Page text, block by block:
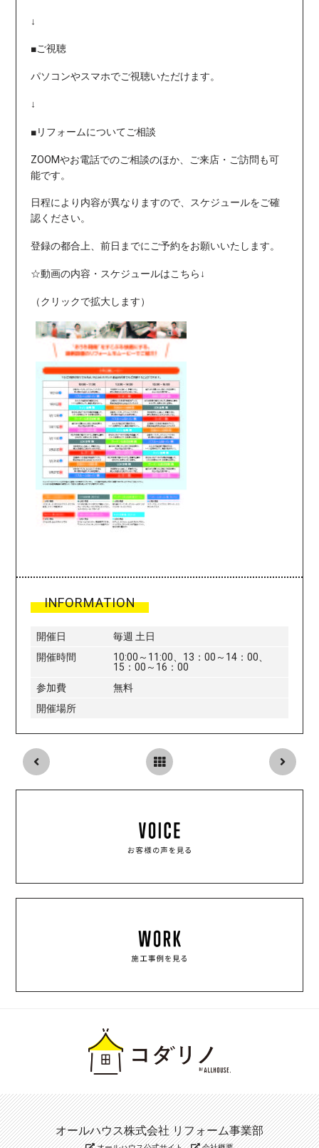
↓
■ご視聴
パソコンやスマホでご視聴いただけます。
↓
■リフォームについてご相談
ZOOMやお電話でのご相談のほか、ご来店・ご訪問も可
能です。
日程により内容が異なりますので、スケジュールをご確
認ください。
登録の都合上、前日までにご予約をお願いいたします。
☆動画の内容・スケジュールはこちら↓
（クリックで拡大します）
INFORMATION
開催日
毎週 土日
開催時間
10:00～11:00、13：00～14：00、
15：00～16：00
参加費
無料
開催場所
オールハウス株式会社 リフォーム事業部